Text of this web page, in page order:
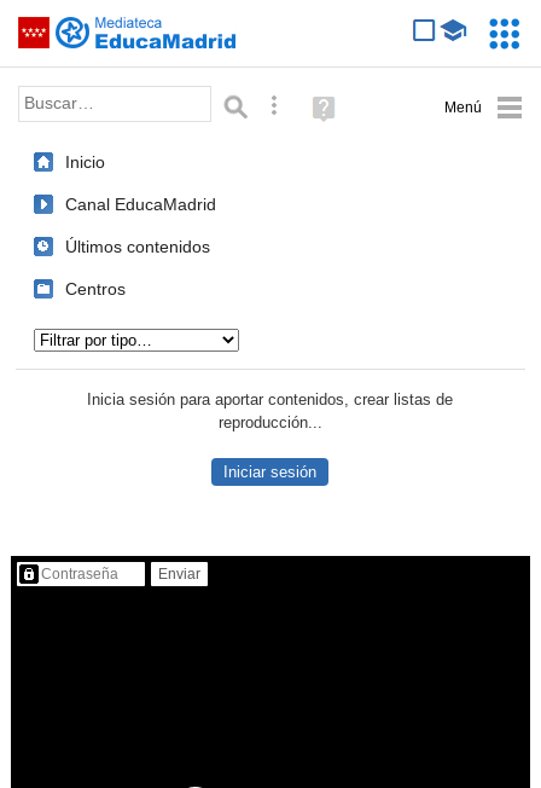
Saltar navegación
Palabra o frase: Búsqueda avanzada
Ayuda
(en
Inicio
Canal EducaMadrid
Últimos contenidos
Centros
Inicia sesión para aportar contenidos, crear listas de
reproducción...
Iniciar sesión
Contenido protegido…